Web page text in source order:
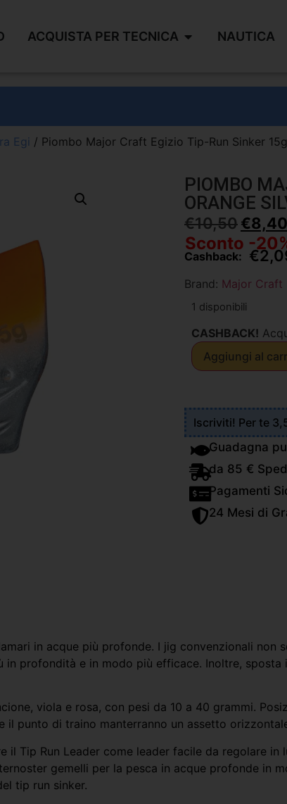
ACQUISTA PER TECNICA NAUTICA
Egi / Piombo Major Craft Egizio Tip-Run Sinker
PIOMBO
ORANGE
€10,50€8,40
Sconto -
Cashback: €
Brand: Major Craft
1 disponibili
CASHBACK!
Aggiungi al
Iscriviti! Per te
Guadagna
da 85 €
Pagamenti
24 Mesi di
in acque più profonde. I jig convenzionali non
profondità e in modo più efficace. Inoltre,
viola e rosa, con pesi da 10 a 40 grammi.
il punto di traino manterranno un assetto
il Tip Run Leader come leader facile da regolare
gemelli per la pesca in acque profonde in
tip run sinker.